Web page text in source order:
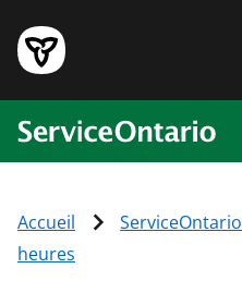
Accueil ServiceOntario
heures